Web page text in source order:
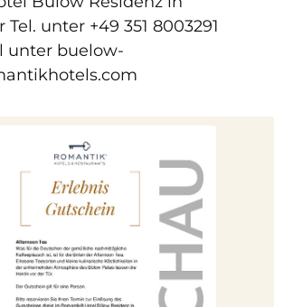
unter +49 351 8003291
unter buelow-